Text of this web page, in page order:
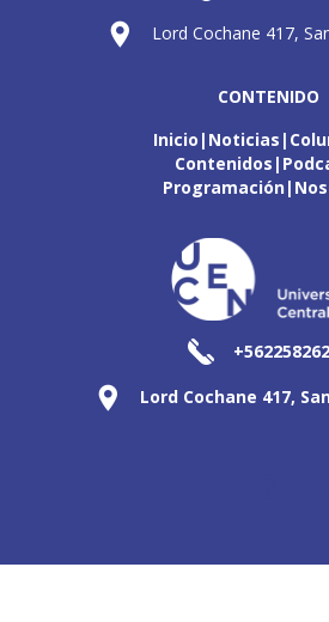
Lord Cochane 417,
CONTENIDO
Inicio Noticias
Contenidos
Programación
Lord Cochane 417,